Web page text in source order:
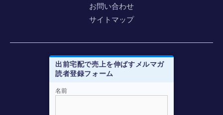
お問い合わせ
サイトマップ
出前宅配で売上を伸ばすメルマガ
読者登録フォーム
名前